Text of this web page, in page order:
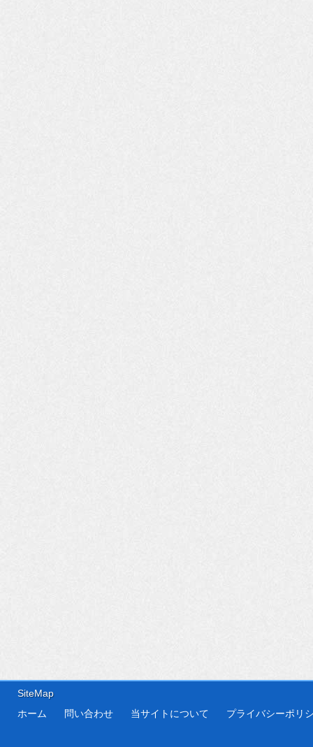
SiteMap
ホーム
問い合わせ 当サイトについて プライバシーポリ